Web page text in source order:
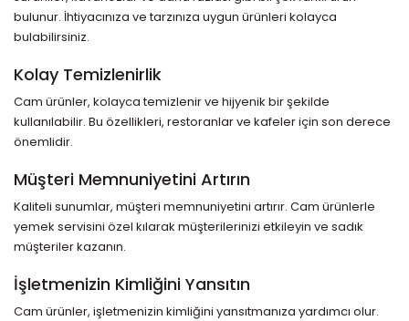
bulunur. İhtiyacınıza ve tarzınıza uygun ürünleri kolayca
bulabilirsiniz.
Kolay Temizlenirlik
Cam ürünler, kolayca temizlenir ve hijyenik bir şekilde
kullanılabilir. Bu özellikleri, restoranlar ve kafeler için son derece
önemlidir.
Müşteri Memnuniyetini Artırın
Kaliteli sunumlar, müşteri memnuniyetini artırır. Cam ürünlerle
yemek servisini özel kılarak müşterilerinizi etkileyin ve sadık
müşteriler kazanın.
İşletmenizin Kimliğini Yansıtın
Cam ürünler, işletmenizin kimliğini yansıtmanıza yardımcı olur.